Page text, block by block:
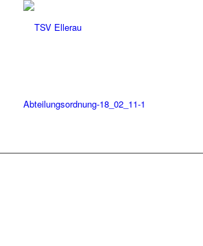
Abteilungsordnung-18_02_11-1